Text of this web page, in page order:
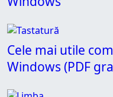
Cele mai utile
Windows (PDF